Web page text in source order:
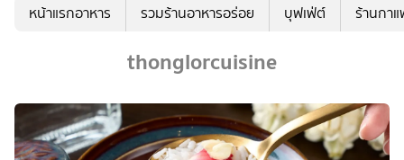
หน้าแรกอาหาร รวมร้านอาหารอร่อย บุฟเฟ่ต์ ร้านกา
thonglorcuisine